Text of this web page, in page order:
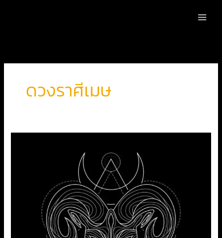
ดวงราศีเมษ
ดูด
มิถุนายน2563